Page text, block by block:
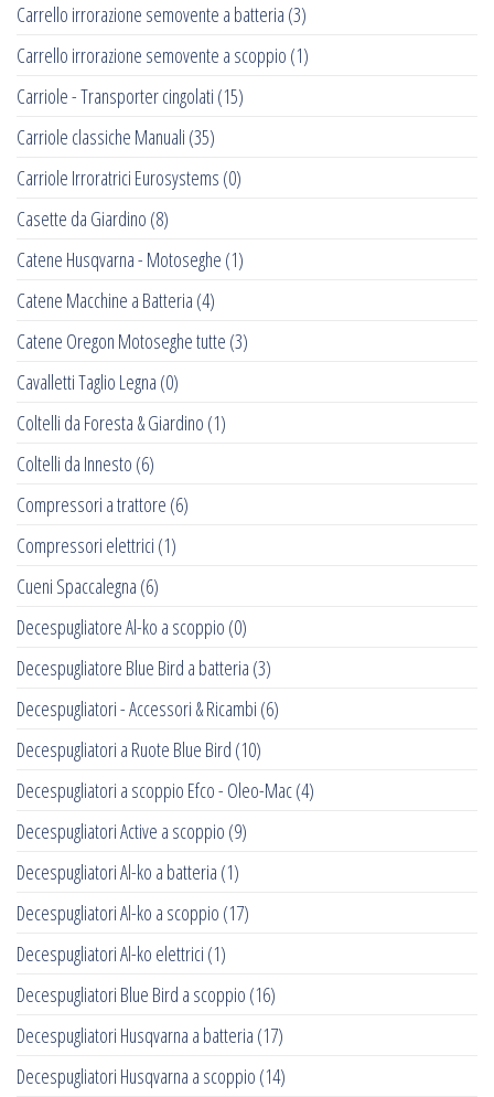
Carrello irrorazione semovente a batteria (3)
Carrello irrorazione semovente a scoppio (1)
Carriole - Transporter cingolati (15)
Carriole classiche Manuali (35)
Carriole Irroratrici Eurosystems (0)
Casette da Giardino (8)
Catene Husqvarna - Motoseghe (1)
Catene Macchine a Batteria (4)
Catene Oregon Motoseghe tutte (3)
Cavalletti Taglio Legna (0)
Coltelli da Foresta & Giardino (1)
Coltelli da Innesto (6)
Compressori a trattore (6)
Compressori elettrici (1)
Cueni Spaccalegna (6)
Decespugliatore Al-ko a scoppio (0)
Decespugliatore Blue Bird a batteria (3)
Decespugliatori - Accessori & Ricambi (6)
Decespugliatori a Ruote Blue Bird (10)
Decespugliatori a scoppio Efco - Oleo-Mac(4)
Decespugliatori Active a scoppio (9)
Decespugliatori Al-ko a batteria (1)
Decespugliatori Al-ko a scoppio (17)
Decespugliatori Al-ko elettrici (1)
Decespugliatori Blue Bird a scoppio (16)
Decespugliatori Husqvarna a batteria (17)
Decespugliatori Husqvarna a scoppio (14)